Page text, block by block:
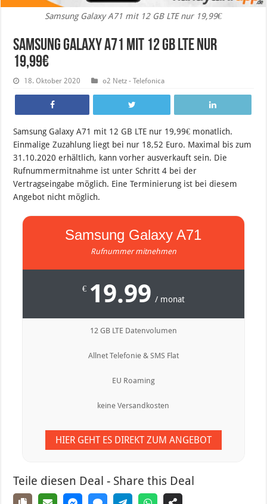
Samsung Galaxy A71 mit 12 GB LTE nur 19,99€
Samsung Galaxy A71 mit 12 GB LTE nur
19,99€
18. Oktober 2020 o2 Netz - Telefonica
Samsung Galaxy A71 mit 12 GB LTE nur 19,99€ monatlich.
Einmalige Zuzahlung liegt bei nur 18,52 Euro. Maximal bis zum
31.10.2020 erhältlich, kann vorher ausverkauft sein. Die
Rufnummermitnahme ist unter Schritt 4 bei der
Vertragseingabe möglich. Eine Terminierung ist bei diesem
Angebot nicht möglich.
Samsung Galaxy A71
Rufnummer mitnehmen
€ 19.99 / monat
12 GB LTE Datenvolumen
Allnet Telefonie & SMS Flat
EU Roaming
keine Versandkosten
HIER GEHT ES DIREKT ZUM ANGEBOT
Teile diesen Deal - Share this Deal